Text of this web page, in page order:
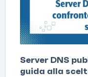
Server DNS
guida alla